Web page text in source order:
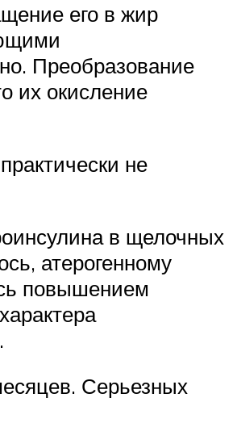
его в жир
Преобразование
их окисление
не
в щелочных
атерогенному
повышением
.
Серьезных